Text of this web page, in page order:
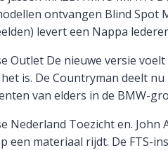
ontvangen Blind Spot
levert een Nappa
Outlet De nieuwe versie
is. De Countryman deelt
van elders in de BMW-
Nederland Toezicht en.
een materiaal rijdt. De FTS-